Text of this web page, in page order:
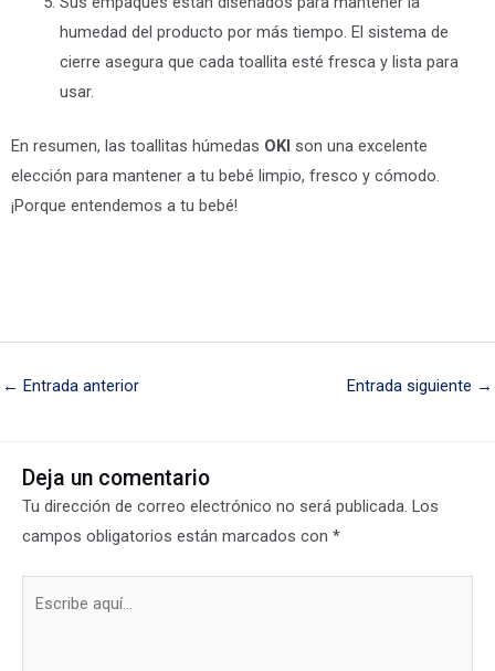
humedad del producto por más tiempo. El sistema de
cierre asegura que cada toallita esté fresca y lista para
usar.
En resumen, las toallitas húmedas OKI son una excelente
elección para mantener a tu bebé limpio, fresco y cómodo.
¡Porque entendemos a tu bebé!
← Entrada anterior Entrada siguiente →
Deja un comentario
Tu dirección de correo electrónico no será publicada. Los
campos obligatorios están marcados con *